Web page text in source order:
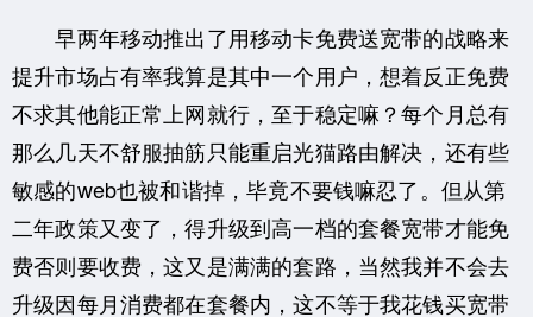
早两年移动推出了用移动卡免费送宽带的战略来
提升市场占有率我算是其中一个用户，想着反正免费
不求其他能正常上网就行，至于稳定嘛？每个月总有
那么几天不舒服抽筋只能重启光猫路由解决，还有些
敏感的web也被和谐掉，毕竟不要钱嘛忍了。但从第
二年政策又变了，得升级到高一档的套餐宽带才能免
费否则要收费，这又是满满的套路，当然我并不会去
升级因每月消费都在套餐内，这不等于我花钱买宽带